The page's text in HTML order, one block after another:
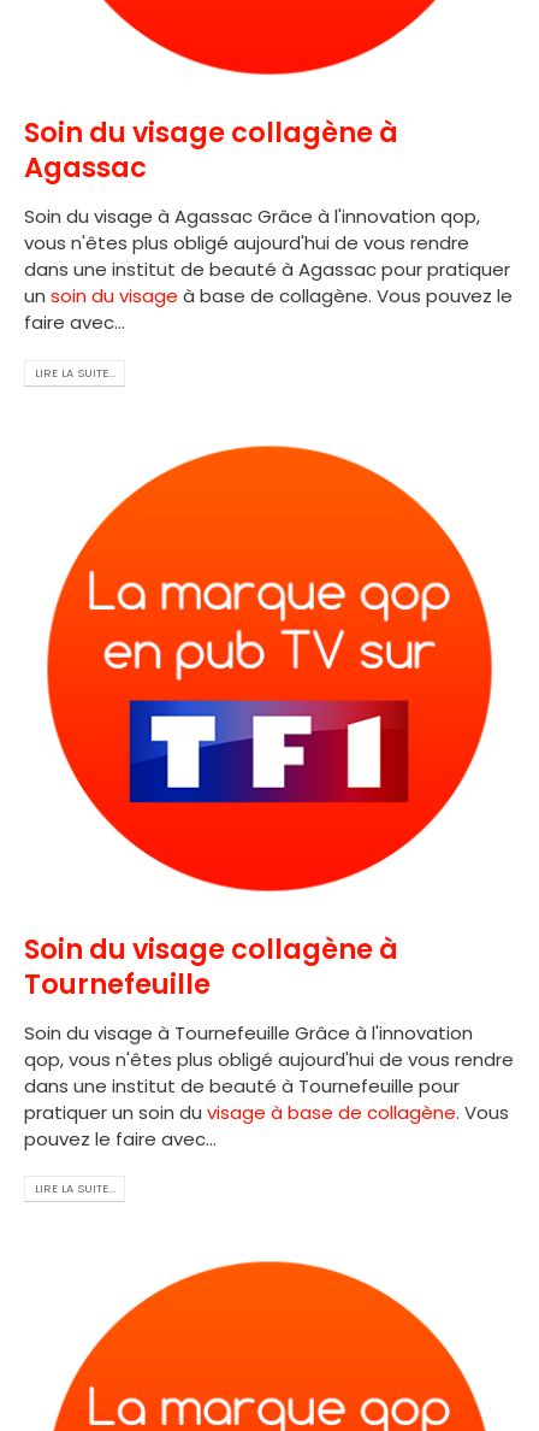
Soin du visage collagène à
Agassac
Soin du visage à Agassac Grâce à l'innovation qop,
vous n'êtes plus obligé aujourd'hui de vous rendre
dans une institut de beauté à Agassac pour pratiquer
un soin du visage à base de collagène. Vous pouvez le
faire avec...
LIRE LA SUITE...
Soin du visage collagène à
Tournefeuille
Soin du visage à Tournefeuille Grâce à l'innovation
qop, vous n'êtes plus obligé aujourd'hui de vous rendre
dans une institut de beauté à Tournefeuille pour
pratiquer un soin du visage à base de collagène. Vous
pouvez le faire avec...
LIRE LA SUITE...